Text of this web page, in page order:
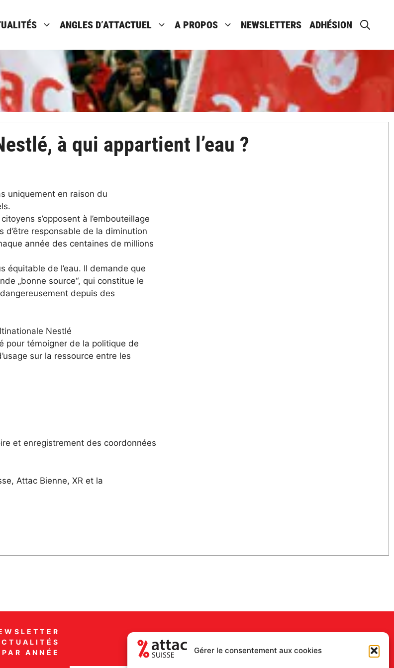
Gérer le consentement aux cookies
ANGLES D’ATTACTUEL A PROPOS NEWSLETTERS ADHÉSION
à qui appartient l’eau ?
uniquement en raison du
s’opposent à l’embouteillage
d’être responsable de la diminution
année des centaines de millions
équitable de l’eau. Il demande que
„bonne source“, qui constitue le
depuis des
Nestlé
pour témoigner de la politique de
sur la ressource entre les
et enregistrement des coordonnées
Attac Bienne, XR et la
ANNÉE